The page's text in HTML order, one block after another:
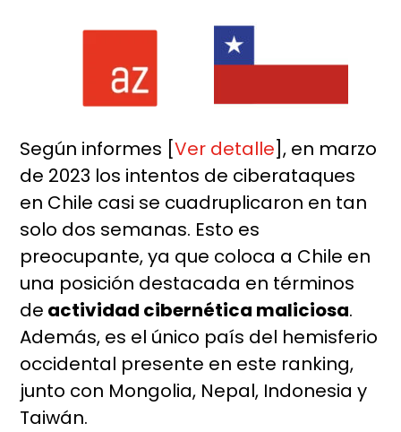
Según informes [Ver detalle], en marzo
de 2023 los intentos de ciberataques
en Chile casi se cuadruplicaron en tan
solo dos semanas. Esto es
preocupante, ya que coloca a Chile en
una posición destacada en términos
de actividad cibernética maliciosa.
Además, es el único país del hemisferio
occidental presente en este ranking,
junto con Mongolia, Nepal, Indonesia y
Taiwán.